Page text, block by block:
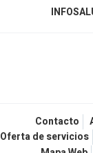
Contacto
Oferta de servicios